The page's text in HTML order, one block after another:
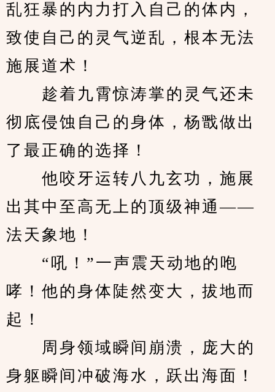
乱狂暴的内力打入自己的体内，
致使自己的灵气逆乱，根本无法
施展道术！
趁着九霄惊涛掌的灵气还未
彻底侵蚀自己的身体，杨戬做出
了最正确的选择！
他咬牙运转八九玄功，施展
出其中至高无上的顶级神通——
法天象地！
“吼！”一声震天动地的咆
哮！他的身体陡然变大，拔地而
起！
周身领域瞬间崩溃，庞大的
身躯瞬间冲破海水，跃出海面！